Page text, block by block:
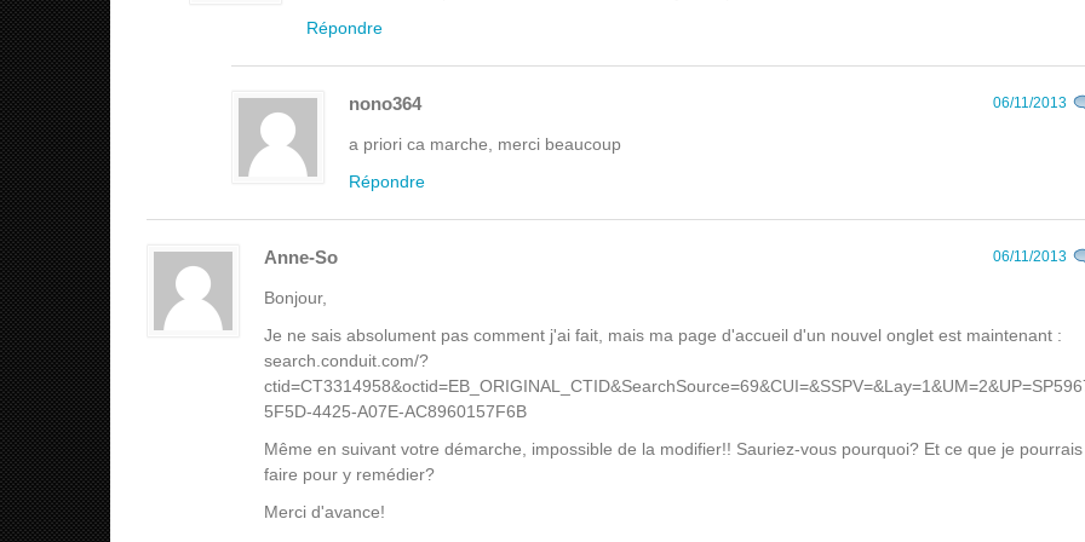
Répondre
nono364 06/11/2013
a priori ca marche, merci beaucoup
Répondre
Anne-So 06/11/2013
Bonjour,
Je ne sais absolument pas comment j'ai fait, mais ma page d'accueil d'un nouvel onglet est maintenant :
search.conduit.com/?
5F5D-4425-A07E-AC8960157F6B
Même en suivant votre démarche, impossible de la modifier!! Sauriez-vous pourquoi? Et ce que je pourrais
faire pour y remédier?
Merci d'avance!